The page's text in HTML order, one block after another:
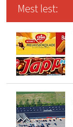
Mest lest: